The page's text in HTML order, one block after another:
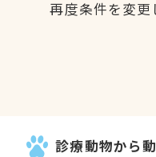
再度条件を変更
診療動物から